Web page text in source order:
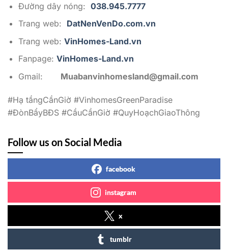
Đường dây nóng: 038.945.7777
Trang web: DatNenVenDo.com.vn
Trang web: VinHomes-Land.vn
Fanpage: VinHomes-Land.vn
Gmail: Muabanvinhomesland@gmail.com
#Hạ tầngCầnGiờ #VinhomesGreenParadise
#ĐònBẩyBĐS #CầuCầnGiờ #QuyHoạchGiaoThông
Follow us on Social Media
facebook
instagram
x
tumblr